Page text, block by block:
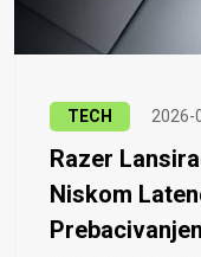
TECH 2026-
Razer
Niskom